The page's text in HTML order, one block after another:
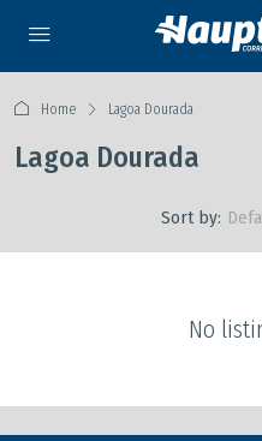
Home Lagoa Dourada
Lagoa Dourada
Sort by:
No